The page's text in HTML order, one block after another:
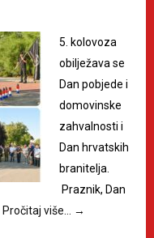
5. kolovoza
obilježava se
Dan pobjede i
domovinske
zahvalnosti i
Dan hrvatskih
branitelja.
Praznik, Dan
Pročitaj više… →